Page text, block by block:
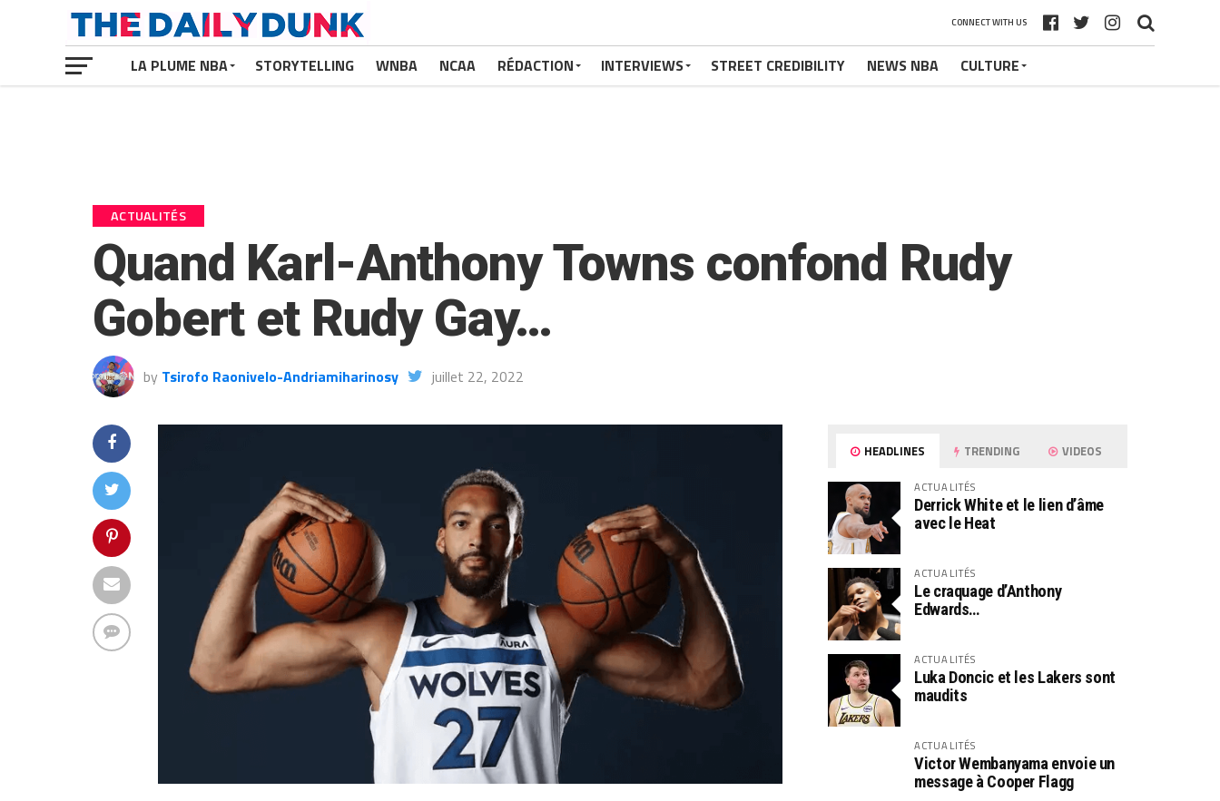
CONNECT WITH US
LA PLUME NBA STORYTELLING WNBA NCAA RÉDACTION INTERVIEWS STREET CREDIBILITY NEWS NBA CULTURE
ACTUALITÉS
Quand Karl-Anthony Towns confond Rudy
Gobert et Rudy Gay…
by Tsirofo Raonivelo-Andriamiharinosy juillet 22, 2022
HEADLINES TRENDING VIDEOS
ACTUALITÉS
Derrick White et le lien d’âme
avec le Heat
ACTUALITÉS
Le craquage d’Anthony
Edwards…
ACTUALITÉS
Luka Doncic et les Lakers sont
maudits
ACTUALITÉS
Victor Wembanyama envoie un
message à Cooper Flagg